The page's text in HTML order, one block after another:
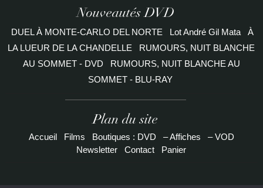
Nouveautés DVD
DUEL À MONTE-CARLO DEL NORTE Lot André Gil Mata
À
LA LUEUR DE LA CHANDELLE
RUMOURS, NUIT BLANCHE
AU SOMMET - DVD
RUMOURS, NUIT BLANCHE AU
SOMMET - BLU-RAY
Plan du site
Accueil Films Boutiques : DVD – Affiches
– VOD
Newsletter
Contact Panier